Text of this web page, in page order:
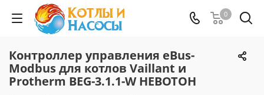
0
Контроллер управления eBus-
Modbus для котлов Vaillant и
Protherm BEG-3.1.1-W НЕВОТОН